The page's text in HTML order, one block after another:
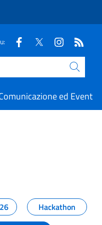
ed Eventi
Hackathon